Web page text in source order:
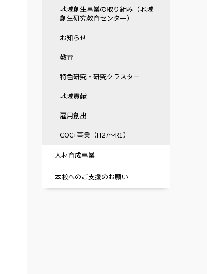
地域創生事業の取り組み（地域
創生研究教育センター）
お知らせ
教育
特色研究・研究クラスター
地域貢献
雇用創出
COC+事業（H27～R1）
人材育成事業
本校へのご支援のお願い